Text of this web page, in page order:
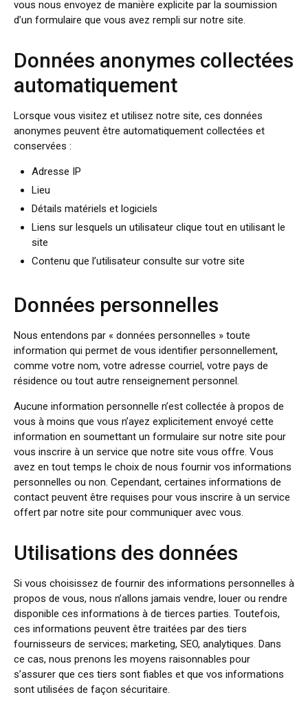
vous nous envoyez de manière explicite par la soumission
d’un formulaire que vous avez rempli sur notre site.
Données anonymes collectées
automatiquement
Lorsque vous visitez et utilisez notre site, ces données
anonymes peuvent être automatiquement collectées et
conservées :
Adresse IP
Lieu
Détails matériels et logiciels
Liens sur lesquels un utilisateur clique tout en utilisant le
site
Contenu que l’utilisateur consulte sur votre site
Données personnelles
Nous entendons par « données personnelles » toute
information qui permet de vous identifier personnellement,
comme votre nom, votre adresse courriel, votre pays de
résidence ou tout autre renseignement personnel.
Aucune information personnelle n’est collectée à propos de
vous à moins que vous n’ayez explicitement envoyé cette
information en soumettant un formulaire sur notre site pour
vous inscrire à un service que notre site vous offre. Vous
avez en tout temps le choix de nous fournir vos informations
personnelles ou non. Cependant, certaines informations de
contact peuvent être requises pour vous inscrire à un service
offert par notre site pour communiquer avec vous.
Utilisations des données
Si vous choisissez de fournir des informations personnelles à
propos de vous, nous n’allons jamais vendre, louer ou rendre
disponible ces informations à de tierces parties. Toutefois,
ces informations peuvent être traitées par des tiers
fournisseurs de services; marketing, SEO, analytiques. Dans
ce cas, nous prenons les moyens raisonnables pour
s’assurer que ces tiers sont fiables et que vos informations
sont utilisées de façon sécuritaire.